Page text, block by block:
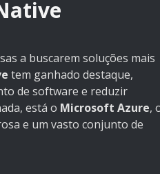
a buscarem soluções mais
tem ganhado destaque,
de software e reduzir
está o Microsoft Azure,
e um vasto conjunto de